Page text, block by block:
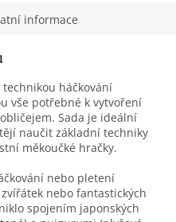
informace
háčkování
vše potřebné k vytvoření
Sada je ideální
naučit základní techniky
měkoučké hračky.
nebo pletení
nebo fantastických
spojením japonských